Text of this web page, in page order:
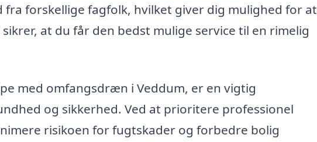
forskellige fagfolk, hvilket giver dig mulighed for at
at du får den bedst mulige service til en rimelig
med omfangsdræn i Veddum, er en vigtig
og sikkerhed. Ved at prioritere professionel
risikoen for fugtskader og forbedre bolig